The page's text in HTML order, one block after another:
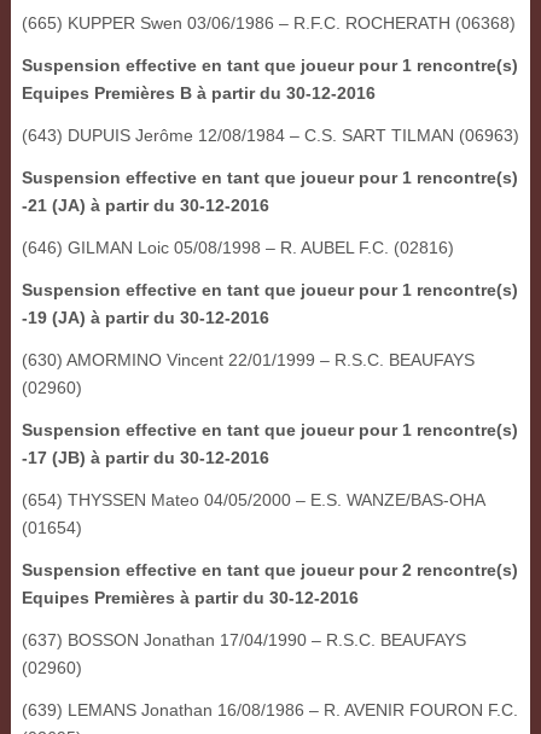
(665) KUPPER Swen 03/06/1986 – R.F.C. ROCHERATH (06368)
Suspension effective en tant que joueur pour 1 rencontre(s)
Equipes Premières B à partir du 30-12-2016
(643) DUPUIS Jerôme 12/08/1984 – C.S. SART TILMAN (06963)
Suspension effective en tant que joueur pour 1 rencontre(s)
-21 (JA) à partir du 30-12-2016
(646) GILMAN Loic 05/08/1998 – R. AUBEL F.C. (02816)
Suspension effective en tant que joueur pour 1 rencontre(s)
-19 (JA) à partir du 30-12-2016
(630) AMORMINO Vincent 22/01/1999 – R.S.C. BEAUFAYS
(02960)
Suspension effective en tant que joueur pour 1 rencontre(s)
-17 (JB) à partir du 30-12-2016
(654) THYSSEN Mateo 04/05/2000 – E.S. WANZE/BAS-OHA
(01654)
Suspension effective en tant que joueur pour 2 rencontre(s)
Equipes Premières à partir du 30-12-2016
(637) BOSSON Jonathan 17/04/1990 – R.S.C. BEAUFAYS
(02960)
(639) LEMANS Jonathan 16/08/1986 – R. AVENIR FOURON F.C.